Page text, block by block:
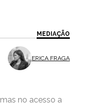
MEDIAÇÃO
ERICA FRAGA
no acesso a